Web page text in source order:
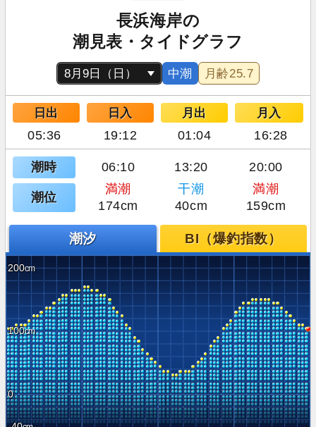
長浜海岸の
潮見表・タイドグラフ
中潮 月齢25.7
日出 日入 月出 月入
05:36 19:12 01:04 16:28
潮時 06:10 13:20 20:00
潮位
満潮 干潮
満潮
174cm
40cm 159cm
潮汐 BI（爆釣指数）
200
100
0